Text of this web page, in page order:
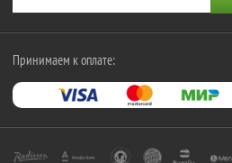
Принимаем к оплате: